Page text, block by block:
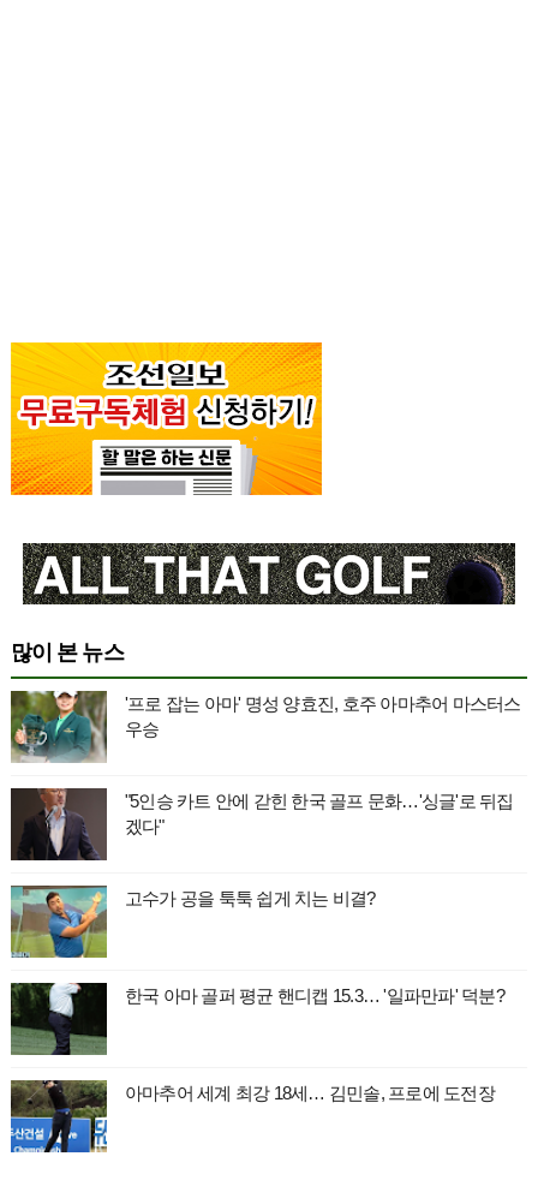
많이 본 뉴스
'프로 잡는 아마' 명성 양효진, 호주 아마추어 마스터스
우승
"5인승 카트 안에 갇힌 한국 골프 문화…'싱글'로 뒤집
겠다"
고수가 공을 툭툭 쉽게 치는 비결?
한국 아마 골퍼 평균 핸디캡 15.3… '일파만파' 덕분?
아마추어 세계 최강 18세… 김민솔, 프로에 도전장